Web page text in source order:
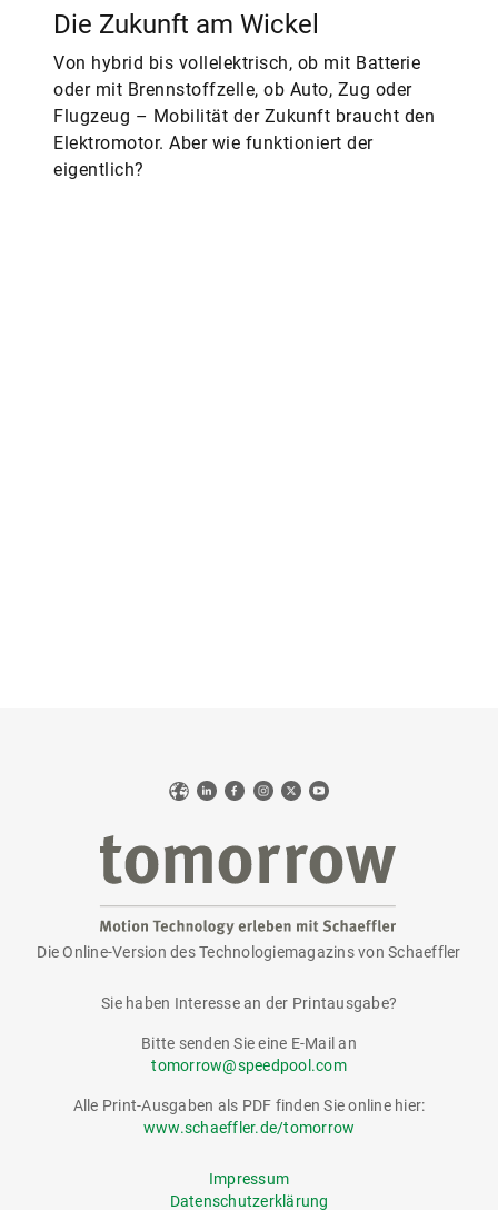
Die Zukunft am Wickel
Von hybrid bis vollelektrisch, ob mit Batterie
oder mit Brennstoffzelle, ob Auto, Zug oder
Flugzeug – Mobilität der Zukunft braucht den
Elektromotor. Aber wie funktioniert der
eigentlich?
WebLinkedIn
Facebook
Instagram
X YouTube
tomorrow
Die Online-Version des Technologiemagazins von Schaeffler
Sie haben Interesse an der Printausgabe?
Bitte senden Sie eine E-Mail an
tomorrow@speedpool.com
Alle Print-Ausgaben als PDF finden Sie online hier:
www.schaeffler.de/tomorrow
Impressum
Datenschutzerklärung